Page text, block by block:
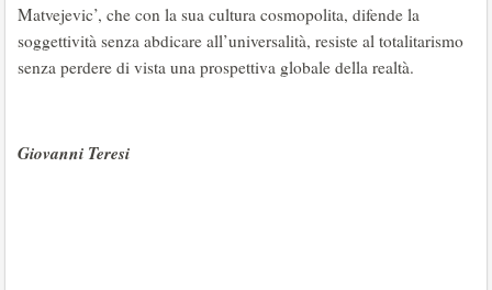
Matvejevic’, che con la sua cultura cosmopolita, difende la
soggettività senza abdicare all’universalità, resiste al totalitarismo
senza perdere di vista una prospettiva globale della realtà.
Giovanni Teresi